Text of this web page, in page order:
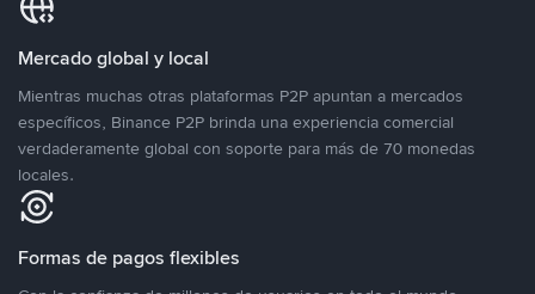
Mercado global y local
Mientras muchas otras plataformas P2P apuntan a mercados
específicos, Binance P2P brinda una experiencia comercial
verdaderamente global con soporte para más de 70 monedas
locales.
Formas de pagos flexibles